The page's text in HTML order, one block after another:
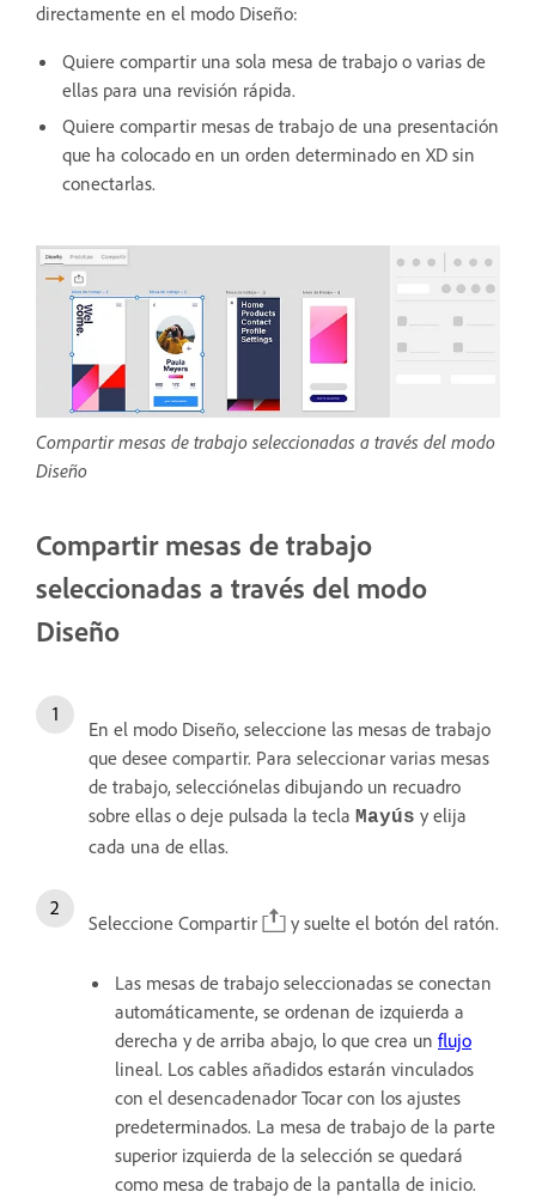
directamente en el modo Diseño:
Quiere compartir una sola mesa de trabajo o varias de
ellas para una revisión rápida.
Quiere compartir mesas de trabajo de una presentación
que ha colocado en un orden determinado en XD sin
conectarlas.
Compartir mesas de trabajo seleccionadas a través del modo
Diseño
Compartir mesas de trabajo
seleccionadas a través del modo
Diseño
En el modo Diseño, seleccione las mesas de trabajo
que desee compartir. Para seleccionar varias mesas
de trabajo, selecciónelas dibujando un recuadro
sobre ellas o deje pulsada la tecla Mayús y elija
cada una de ellas.
Seleccione Compartir y suelte el botón del ratón.
Las mesas de trabajo seleccionadas se conectan
automáticamente, se ordenan de izquierda a
derecha y de arriba abajo, lo que crea un flujo
lineal. Los cables añadidos estarán vinculados
con el desencadenador Tocar con los ajustes
predeterminados. La mesa de trabajo de la parte
superior izquierda de la selección se quedará
como mesa de trabajo de la pantalla de inicio.